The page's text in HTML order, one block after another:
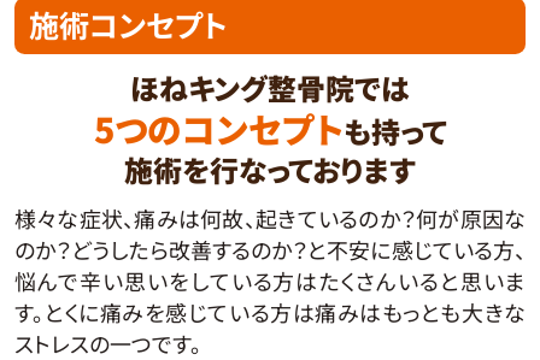
施術コンセプト
ほねキング整骨院では
5つのコンセプトも持って
施術を行なっております
様々な症状、痛みは何故、起きているのか？何が原因な
のか？どうしたら改善するのか？と不安に感じている方、
悩んで辛い思いをしている方はたくさんいると思いま
す。とくに痛みを感じている方は痛みはもっとも大きな
ストレスの一つです。